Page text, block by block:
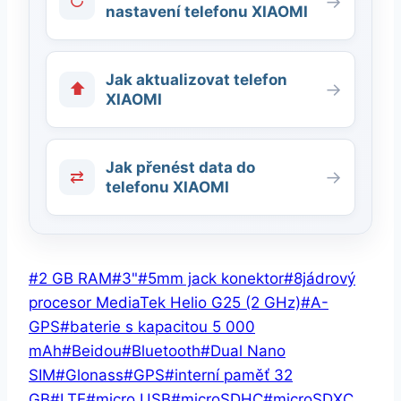
nastavení telefonu XIAOMI
⬆
Jak aktualizovat telefon
XIAOMI
→
⇄
Jak přenést data do
telefonu XIAOMI
→
Štítky
příspěvků:
#2 GB RAM#3"#5mm jack konektor#8jádrový
procesor MediaTek Helio G25 (2 GHz)#A-
GPS#baterie s kapacitou 5 000
mAh#Beidou#Bluetooth#Dual Nano
SIM#Glonass#GPS#interní paměť 32